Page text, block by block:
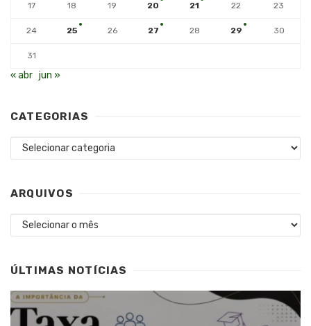
17 18 19 20 21 22 23
24 25 26 27 28 29 30
31
« abr jun »
CATEGORIAS
Categorias
ARQUIVOS
Arquivos
ÚLTIMAS NOTÍCIAS